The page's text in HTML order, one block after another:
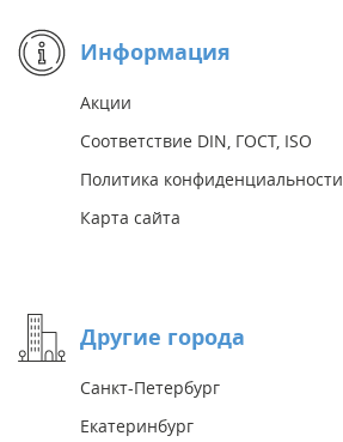
Информация
Акции
Соответствие DIN, ГОСТ, ISO
Политика конфиденциальности
Карта сайта
Другие города
Санкт-Петербург
Екатеринбург